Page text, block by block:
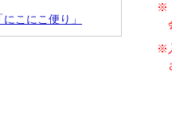
※
※
こにこ便り」